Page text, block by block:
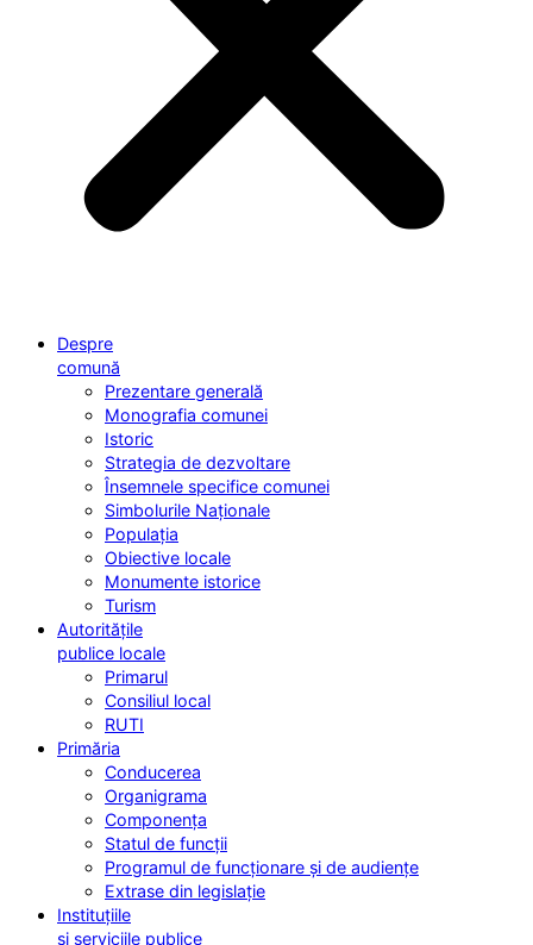
Despre
comună
Prezentare generală
Monografia comunei
Istoric
Strategia de dezvoltare
Însemnele specifice comunei
Simbolurile Naționale
Populația
Obiective locale
Monumente istorice
Turism
Autoritățile
publice locale
Primarul
Consiliul local
RUTI
Primăria
Conducerea
Organigrama
Componența
Statul de funcții
Programul de funcționare și de audiențe
Extrase din legislație
Instituțiile
și serviciile publice